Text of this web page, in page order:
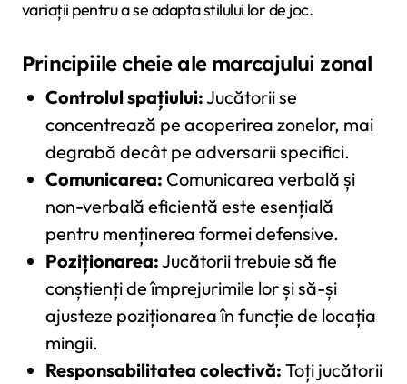
variații pentru a se adapta stilului lor de joc.
Principiile cheie ale marcajului zonal
Controlul spațiului:Jucătorii se
concentrează pe acoperirea zonelor, mai
degrabă decât pe adversarii specifici.
Comunicarea: Comunicarea verbală și
non-verbală eficientă este esențială
pentru menținerea formei defensive.
Poziționarea:Jucătorii trebuie să fie
conștienți de împrejurimile lor și să-și
ajusteze poziționarea în funcție de locația
mingii.
Responsabilitatea colectivă: Toți jucătorii